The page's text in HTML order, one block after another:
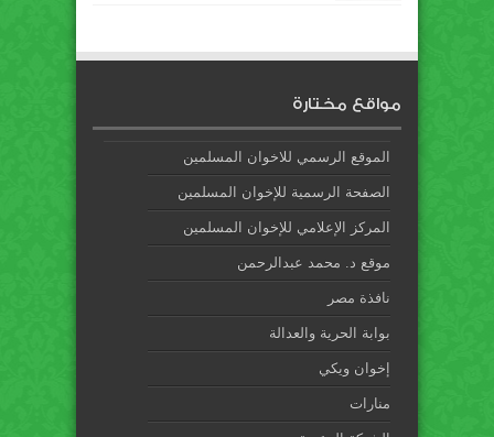
مواقع مختارة
الموقع الرسمي للاخوان المسلمين
الصفحة الرسمية للإخوان المسلمين
المركز الإعلامي للإخوان المسلمين
موقع د. محمد عبدالرحمن
نافذة مصر
بوابة الحرية والعدالة
إخوان ويكي
منارات